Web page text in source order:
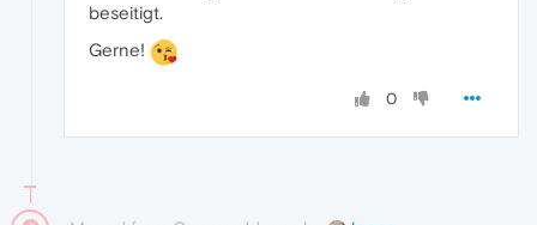
beseitigt.
Gerne!
0